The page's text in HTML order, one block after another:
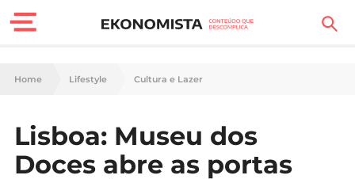
Finanças Pessoais
Carreira
Home Lifestyle Cultura e Lazer
Lisboa: Museu dos
Doces abre as portas